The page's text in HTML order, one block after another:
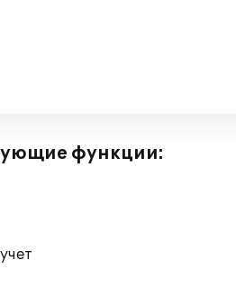
функции: